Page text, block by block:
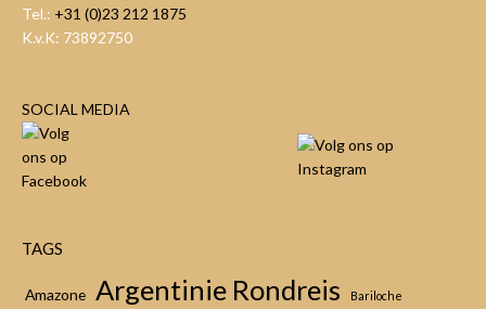
Tel.: +31 (0)23 212 1875
K.v.K: 73892750
SOCIAL MEDIA
TAGS
Amazone Argentinie Rondreis Bariloche